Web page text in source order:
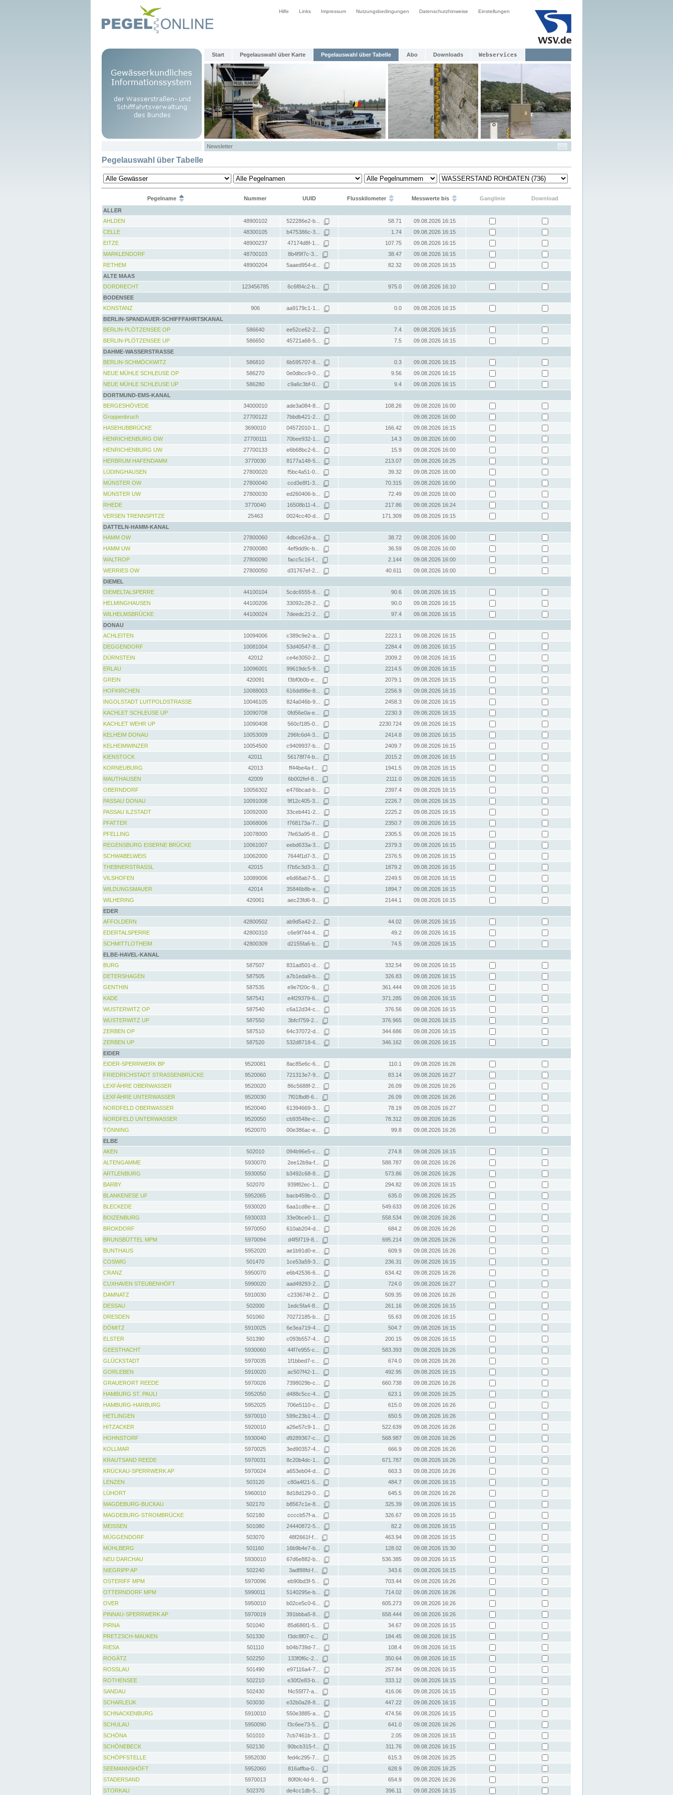
Hilfe Links Impressum Nutzungsbedingungen Datenschutzhinweise Einstellungen
Start Pegelauswahl über Karte Pegelauswahl über Tabelle Abo Downloads Webservices
Newsletter
Pegelauswahl über Tabelle
Pegelname Nummer UUID Flusskilometer Messwerte bis Ganglinie
Download
ALLER
AHLDEN
48900102 522286e2-b... 58.71
09.08.2026 16:15
CELLE
48300105 b475386c-3... 1.74
09.08.2026 16:15
EITZE
48900237 47174d8f-1... 107.75
09.08.2026 16:15
MARKLENDORF
48700103 8b4f9f7c-3... 38.47
09.08.2026 16:15
RETHEM
48900204 5aaed954-d... 82.32
09.08.2026 16:15
ALTE MAAS
DORDRECHT
123456785 6c6f84c2-b... 975.0
09.08.2026 16:10
BODENSEE
KONSTANZ
906 aa9179c1-1... 0.0
09.08.2026 16:15
BERLIN-SPANDAUER-SCHIFFFAHRTSKANAL
BERLIN-PLÖTZENSEE OP
586640 ee52ce62-2... 7.4
09.08.2026 16:15
BERLIN-PLÖTZENSEE UP
586650 45721a68-5... 7.5
09.08.2026 16:15
DAHME-WASSERSTRASSE
BERLIN-SCHMÖCKWITZ
586810 6b595707-8... 0.3
09.08.2026 16:15
NEUE MÜHLE SCHLEUSE OP
586270 0e0dbcc9-0... 9.56
09.08.2026 16:15
NEUE MÜHLE SCHLEUSE UP
586280 c9a6c3bf-0... 9.4
09.08.2026 16:15
DORTMUND-EMS-KANAL
BERGESHÖVEDE
34000010 ade3a084-8... 108.26
09.08.2026 16:00
Groppenbruch
27700122 7bbdb421-2...
09.08.2026 16:00
HASEHUBBRÜCKE
3690010 04572010-1... 166.42
09.08.2026 16:15
HENRICHENBURG OW
27700111 70bee932-1... 14.3
09.08.2026 16:00
HENRICHENBURG UW
27700133 e6b68bc2-6... 15.9
09.08.2026 16:00
HERBRUM HAFENDAMM
3770030 8177a148-5... 213.07
09.08.2026 16:25
LÜDINGHAUSEN
27800020 f5bc4a51-0... 39.32
09.08.2026 16:00
MÜNSTER OW
27800040 ccd3e8f1-3... 70.315
09.08.2026 16:00
MÜNSTER UW
27800030 ed260406-b... 72.49
09.08.2026 16:00
RHEDE
3770040 16508b11-4... 217.86
09.08.2026 16:24
VERSEN TRENNSPITZE
25463 0024cc40-d... 171.309
09.08.2026 16:15
DATTELN-HAMM-KANAL
HAMM OW
27800060 4dbce62d-a... 38.72
09.08.2026 16:00
HAMM UW
27800080 4ef9dd9c-b... 36.59
09.08.2026 16:00
WALTROP
27800090 facc5c16-f... 2.144
09.08.2026 16:00
WERRIES OW
27800050 d31767ef-2... 40.611
09.08.2026 16:00
DIEMEL
DIEMELTALSPERRE
44100104 5cdc6555-8... 90.6
09.08.2026 16:15
HELMINGHAUSEN
44100206 33092c28-2... 90.0
09.08.2026 16:15
WILHELMSBRÜCKE
44100024 7deedc21-2... 97.4
09.08.2026 16:15
DONAU
ACHLEITEN
10094006 c389c9e2-a... 2223.1
09.08.2026 16:15
DEGGENDORF
10081004 53d40547-8... 2284.4
09.08.2026 16:15
DÜRNSTEIN
42012 ce4e3050-2... 2009.2
09.08.2026 16:15
ERLAU
10096001 99619dc5-9... 2214.5
09.08.2026 16:15
GREIN
420091 f3bf0b0b-e... 2079.1
09.08.2026 16:15
HOFKIRCHEN
10088003 616dd98e-8... 2256.9
09.08.2026 16:15
INGOLSTADT LUITPOLDSTRASSE
10046105 824a046b-9... 2458.3
09.08.2026 16:15
KACHLET SCHLEUSE UP
10090708 0fd56e0a-e... 2230.3
09.08.2026 16:15
KACHLET WEHR UP
10090408 560cf185-0... 2230.724
09.08.2026 16:15
KELHEIM DONAU
10053009 296fc6d4-3... 2414.8
09.08.2026 16:15
KELHEIMWINZER
10054500 c9409937-b... 2409.7
09.08.2026 16:15
KIENSTOCK
42011 56178f74-b... 2015.2
09.08.2026 16:15
KORNEUBURG
42013 ff44be4a-f... 1941.5
09.08.2026 16:15
MAUTHAUSEN
42009 6b002fef-8... 2111.0
09.08.2026 16:15
OBERNDORF
10056302 e476bcad-b... 2397.4
09.08.2026 16:15
PASSAU DONAU
10091008 9f12c405-3... 2226.7
09.08.2026 16:15
PASSAU ILZSTADT
10092000 33ceb441-2... 2225.2
09.08.2026 16:15
PFATTER
10068006 f768173a-7... 2350.7
09.08.2026 16:15
PFELLING
10078000 7fe63a95-8... 2305.5
09.08.2026 16:15
REGENSBURG EISERNE BRÜCKE
10061007 eebd633a-3... 2379.3
09.08.2026 16:15
SCHWABELWEIS
10062000 7644f1d7-3... 2376.5
09.08.2026 16:15
THEBNERSTRASSL
42015 f7b5c3d3-3... 1879.2
09.08.2026 16:15
VILSHOFEN
10089006 e6d68ab7-5... 2249.5
09.08.2026 16:15
WILDUNGSMAUER
42014 35846b8b-e... 1894.7
09.08.2026 16:15
WILHERING
420061 aec23fd6-9... 2144.1
09.08.2026 16:15
EDER
AFFOLDERN
42800502 ab9d5a42-2... 44.02
09.08.2026 16:15
EDERTALSPERRE
42800310 c6e9f744-4... 49.2
09.08.2026 16:15
SCHMITTLOTHEIM
42800309 d2155fa6-b... 74.5
09.08.2026 16:15
ELBE-HAVEL-KANAL
BURG
587507 831ad501-d... 332.54
09.08.2026 16:15
DETERSHAGEN
587505 a7b1eda9-b... 326.83
09.08.2026 16:15
GENTHIN
587535 e9e7f20c-9... 361.444
09.08.2026 16:15
KADE
587541 e4f29379-6... 371.285
09.08.2026 16:15
WUSTERWITZ OP
587540 c6a12d34-c... 376.56
09.08.2026 16:15
WUSTERWITZ UP
587550 3bfcf759-2... 376.965
09.08.2026 16:15
ZERBEN OP
587510 64c37072-d... 344.686
09.08.2026 16:15
ZERBEN UP
587520 532d8718-6... 346.162
09.08.2026 16:15
EIDER
EIDER-SPERRWERK BP
9520081 8ac85e6c-6... 110.1
09.08.2026 16:26
FRIEDRICHSTADT STRASSENBRÜCKE
9520060 721313e7-9... 83.14
09.08.2026 16:27
LEXFÄHRE OBERWASSER
9520020 86c5688f-2... 26.09
09.08.2026 16:26
LEXFÄHRE UNTERWASSER
9520030 7f01fbd8-6... 26.09
09.08.2026 16:26
NORDFELD OBERWASSER
9520040 61394669-3... 78.19
09.08.2026 16:27
NORDFELD UNTERWASSER
9520050 cb93548e-c... 78.312
09.08.2026 16:26
TÖNNING
9520070 00e386ac-e... 99.8
09.08.2026 16:26
ELBE
AKEN
502010 094b96e5-c... 274.8
09.08.2026 16:15
ALTENGAMME
5930070 2ee12b9a-f... 588.787
09.08.2026 16:26
ARTLENBURG
5930050 b3492c68-8... 573.86
09.08.2026 16:26
BARBY
502070 939f82ec-1... 294.82
09.08.2026 16:15
BLANKENESE UF
5952065 bacb459b-0... 635.0
09.08.2026 16:25
BLECKEDE
5930020 6aa1cd8e-e... 549.633
09.08.2026 16:26
BOIZENBURG
5930033 33e0bce0-1... 558.534
09.08.2026 16:26
BROKDORF
5970050 610ab204-d... 684.2
09.08.2026 16:26
BRUNSBÜTTEL MPM
5970094 d4f5f719-8... 695.214
09.08.2026 16:26
BUNTHAUS
5952020 ae1b91d0-e... 609.9
09.08.2026 16:26
COSWIG
501470 1ce53a59-3... 236.31
09.08.2026 16:15
CRANZ
5950070 e6b42536-6... 634.42
09.08.2026 16:26
CUXHAVEN STEUBENHÖFT
5990020 aad49293-2... 724.0
09.08.2026 16:27
DAMNATZ
5910030 c233674f-2... 509.35
09.08.2026 16:26
DESSAU
502000 1edc5fa4-8... 261.16
09.08.2026 16:15
DRESDEN
501060 70272185-b... 55.63
09.08.2026 16:15
DÖMITZ
5910025 6e3ea719-4... 504.7
09.08.2026 16:15
ELSTER
501390 c093b557-4... 200.15
09.08.2026 16:15
GEESTHACHT
5930060 44f7e955-c... 583.393
09.08.2026 16:26
GLÜCKSTADT
5970035 1f1bbed7-c... 674.0
09.08.2026 16:26
GORLEBEN
5910020 ac507f42-1... 492.95
09.08.2026 16:15
GRAUERORT REEDE
5970026 7398029b-c... 660.738
09.08.2026 16:26
HAMBURG ST. PAULI
5952050 d488c5cc-4... 623.1
09.08.2026 16:25
HAMBURG-HARBURG
5952025 706e5110-c... 615.0
09.08.2026 16:26
HETLINGEN
5970010 599c23b1-4... 650.5
09.08.2026 16:26
HITZACKER
5920010 a26e57c9-1... 522.639
09.08.2026 16:26
HOHNSTORF
5930040 d9289367-c... 568.987
09.08.2026 16:26
KOLLMAR
5970025 3ed90357-4... 666.9
09.08.2026 16:26
KRAUTSAND REEDE
5970031 8c20b4dc-1... 671.787
09.08.2026 16:26
KRÜCKAU-SPERRWERK AP
5970024 a653eb04-d... 663.3
09.08.2026 16:26
LENZEN
503120 c80a4f21-5... 484.7
09.08.2026 16:15
LÜHORT
5960010 8d18d129-0... 645.5
09.08.2026 16:26
MAGDEBURG-BUCKAU
502170 b8567c1e-8... 325.39
09.08.2026 16:15
MAGDEBURG-STROMBRÜCKE
502180 ccccb57f-a... 326.67
09.08.2026 16:15
MEISSEN
501080 24440872-5... 82.2
09.08.2026 16:15
MÜGGENDORF
503070 48f2661f-f... 463.94
09.08.2026 16:15
MÜHLBERG
501160 16b9b4e7-b... 128.02
09.08.2026 15:30
NEU DARCHAU
5930010 67d6e882-b... 536.385
09.08.2026 16:15
NIEGRIPP AP
502240 3adf88fd-f... 343.6
09.08.2026 16:15
OSTERIFF MPM
5970096 eb90bd3f-5... 703.44
09.08.2026 16:26
OTTERNDORF MPM
5990011 5140295e-b... 714.02
09.08.2026 16:26
OVER
5950010 b02ce5c0-6... 605.273
09.08.2026 16:26
PINNAU-SPERRWERK AP
5970019 391bbba5-8... 658.444
09.08.2026 16:26
PIRNA
501040 85d686f1-5... 34.67
09.08.2026 16:15
PRETZSCH-MAUKEN
501330 f3dc8f07-c... 184.45
09.08.2026 16:15
RIESA
501110 b04b739d-7... 108.4
09.08.2026 16:15
ROGÄTZ
502250 133f0f6c-2... 350.64
09.08.2026 16:15
ROSSLAU
501490 e97116a4-7... 257.84
09.08.2026 16:15
ROTHENSEE
502210 e30f2e83-b... 333.12
09.08.2026 16:15
SANDAU
502430 f4c55f77-a... 416.06
09.08.2026 16:15
SCHARLEUK
503030 e32b0a28-8... 447.22
09.08.2026 16:15
SCHNACKENBURG
5910010 550e3885-a... 474.56
09.08.2026 16:15
SCHULAU
5950090 f3c6ee73-5... 641.0
09.08.2026 16:26
SCHÖNA
501010 7cb7461b-3... 2.05
09.08.2026 16:15
SCHÖNEBECK
502130 90bcb315-f... 311.76
09.08.2026 16:15
SCHÖPFSTELLE
5952030 fed4c295-7... 615.3
09.08.2026 16:25
SEEMANNSHÖFT
5952060 816affba-0... 628.9
09.08.2026 16:25
STADERSAND
5970013 80f0fc4d-9... 654.9
09.08.2026 16:26
STORKAU
502370 de4cc1db-5... 396.11 09.08.2026 16:15